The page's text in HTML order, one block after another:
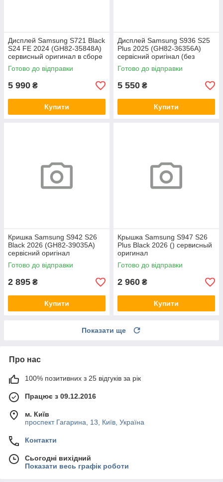
Дисплей Samsung S721 Black
S24 FE 2024 (GH82-35848A)
сервисный оригинал в сборе
с рамкой
Готово до відправки
5 990 ₴
Купити
Дисплей Samsung S936 S25
Plus 2025 (GH82-36356A)
сервісний оригінал (без
рамки)
Готово до відправки
5 550 ₴
Купити
Кришка Samsung S942 S26
Black 2026 (GH82-39035A)
сервісний оригінал
Готово до відправки
2 895 ₴
Купити
Крышка Samsung S947 S26
Plus Black 2026 () сервисный
оригинал
Готово до відправки
2 960 ₴
Купити
Показати ще
Про нас
100% позитивних з 25 відгуків за рік
Працює з 09.12.2016
м. Київ
проспект Гагарина, 13, Київ, Україна
Контакти
Сьогодні вихідний
Показати весь графік роботи